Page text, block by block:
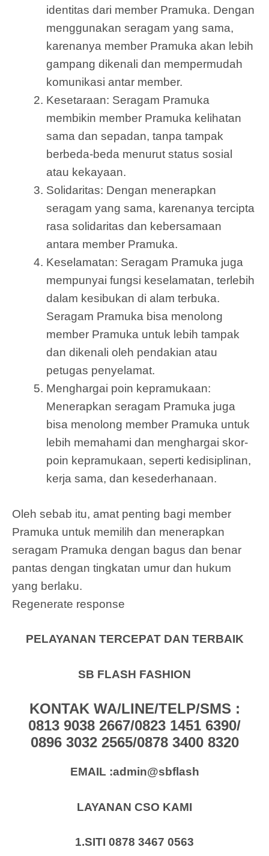
identitas dari member Pramuka. Dengan
menggunakan seragam yang sama,
karenanya member Pramuka akan lebih
gampang dikenali dan mempermudah
komunikasi antar member.
Kesetaraan: Seragam Pramuka
membikin member Pramuka kelihatan
sama dan sepadan, tanpa tampak
berbeda-beda menurut status sosial
atau kekayaan.
Solidaritas: Dengan menerapkan
seragam yang sama, karenanya tercipta
rasa solidaritas dan kebersamaan
antara member Pramuka.
Keselamatan: Seragam Pramuka juga
mempunyai fungsi keselamatan, terlebih
dalam kesibukan di alam terbuka.
Seragam Pramuka bisa menolong
member Pramuka untuk lebih tampak
dan dikenali oleh pendakian atau
petugas penyelamat.
Menghargai poin kepramukaan:
Menerapkan seragam Pramuka juga
bisa menolong member Pramuka untuk
lebih memahami dan menghargai skor-
poin kepramukaan, seperti kedisiplinan,
kerja sama, dan kesederhanaan.
Oleh sebab itu, amat penting bagi member
Pramuka untuk memilih dan menerapkan
seragam Pramuka dengan bagus dan benar
pantas dengan tingkatan umur dan hukum
yang berlaku.
Regenerate response
PELAYANAN TERCEPAT DAN TERBAIK
SB FLASH FASHION
KONTAK WA/LINE/TELP/SMS :
0813 9038 2667/0823 1451 6390/
0896 3032 2565/0878 3400 8320
EMAIL :admin@sbflash
LAYANAN CSO KAMI
1.SITI 0878 3467 0563